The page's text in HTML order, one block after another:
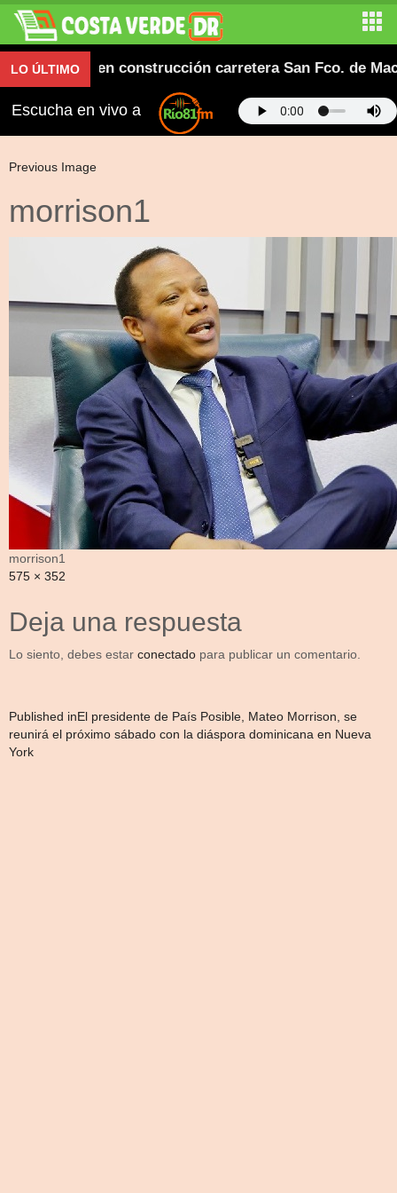
LO ÚLTIMO
alianza en construcción carretera San Fco. de
Escucha en vivo a
Previous Image
morrison1
morrison1
Full
575 × 352
Deja una respuesta
Lo siento, debes estar conectado para publicar un comentario.
Navegación
de
Published inEl presidente de País Posible, Mateo Morrison, se
reunirá el próximo sábado con la diáspora dominicana en Nueva
York